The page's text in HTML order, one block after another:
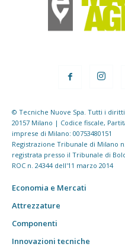
© Tecniche Nuove Spa. Tutti i
20157 Milano | Codice fiscale,
imprese di Milano: 00753480151
Registrazione Tribunale di Milano
registrata presso il Tribunale di
ROC n. 24344 dell'11 marzo 2014
Economia e Mercati
Attrezzature
Componenti
Innovazioni tecniche